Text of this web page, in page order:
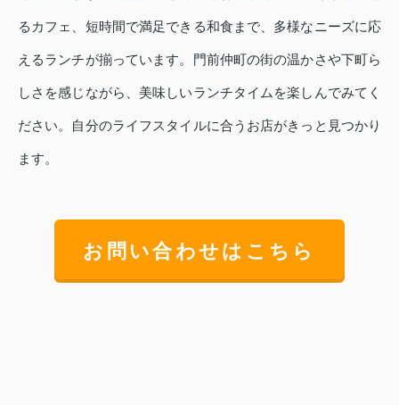
るカフェ、短時間で満足できる和食まで、多様なニーズに応
えるランチが揃っています。門前仲町の街の温かさや下町ら
しさを感じながら、美味しいランチタイムを楽しんでみてく
ださい。自分のライフスタイルに合うお店がきっと見つかり
ます。
お問い合わせはこちら